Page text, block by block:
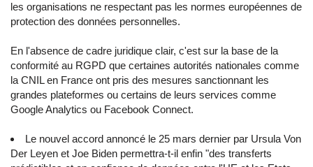
les organisations ne respectant pas les normes européennes de
protection des données personnelles.
En l'absence de cadre juridique clair, c'est sur la base de la
conformité au RGPD que certaines autorités nationales comme
la CNIL en France ont pris des mesures sanctionnant les
grandes plateformes ou certains de leurs services comme
Google Analytics ou Facebook Connect.
Le nouvel accord annoncé le 25 mars dernier par Ursula Von
Der Leyen et Joe Biden permettra-t-il enfin "des transferts